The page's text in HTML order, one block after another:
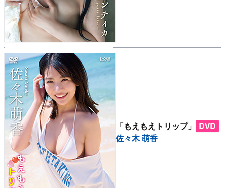
「もえもえトリップ」
DVD
佐々木 萌香